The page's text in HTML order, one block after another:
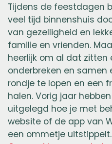
Tijdens de feestdagen
veel tijd binnenshuis
van gezelligheid en
familie en vrienden.
heerlijk om al dat zitten
onderbreken en samen
rondje te lopen en een
halen. Vorig jaar
uitgelegd hoe je met
website of de app van
een ommetje